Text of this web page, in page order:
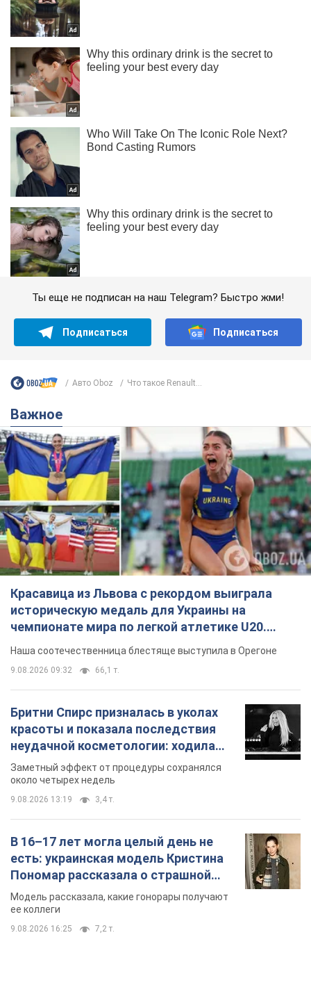
Ты еще не подписан на наш Telegram? Быстро жми!
Подписаться Подписаться
Авто Oboz Что такое Renault...
Важное
Красавица из Львова с рекордом выиграла
историческую медаль для Украины на
чемпионате мира по легкой атлетике U20.
Видео
Наша соотечественница блестяще выступила в Орегоне
9.08.2026 09:32 66,1 т.
Бритни Спирс призналась в уколах
красоты и показала последствия
неудачной косметологии: ходила
так почти месяц
Заметный эффект от процедуры сохранялся
около четырех недель
9.08.2026 13:19 3,4 т.
В 16–17 лет могла целый день не
есть: украинская модель Кристина
Пономар рассказала о страшной
стороне модельной карьеры
Модель рассказала, какие гонорары получают
ее коллеги
9.08.2026 16:25 7,2 т.